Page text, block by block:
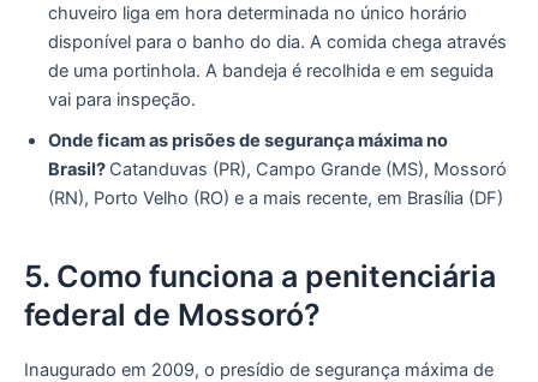
chuveiro liga em hora determinada no único horário
disponível para o banho do dia. A comida chega através
de uma portinhola. A bandeja é recolhida e em seguida
vai para inspeção.
Onde ficam as prisões de segurança máxima no
Brasil? Catanduvas (PR), Campo Grande (MS), Mossoró
(RN), Porto Velho (RO) e a mais recente, em Brasília (DF)
5. Como funciona a penitenciária
federal de Mossoró?
Inaugurado em 2009, o presídio de segurança máxima de